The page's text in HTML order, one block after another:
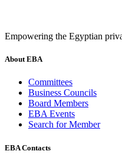
Empowering the Egyptian
About EBA
Committees
Business Councils
Board Members
EBA Events
Search for Member
EBA Contacts